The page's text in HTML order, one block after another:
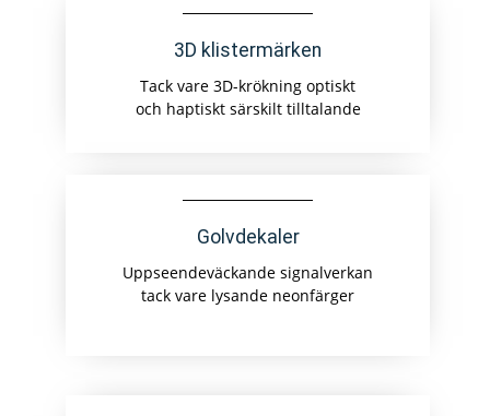
3D klistermärken
Tack vare 3D-krökning optiskt
och haptiskt särskilt tilltalande
Golvdekaler
Uppseendeväckande signalverkan
tack vare lysande neonfärger